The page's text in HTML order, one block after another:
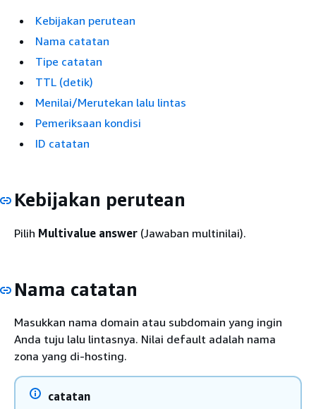
Kebijakan perutean
Nama catatan
Tipe catatan
TTL (detik)
Menilai/Merutekan lalu lintas
Pemeriksaan kondisi
ID catatan
Kebijakan perutean
Pilih Multivalue answer (Jawaban multinilai).
Nama catatan
Masukkan nama domain atau subdomain yang ingin
Anda tuju lalu lintasnya. Nilai default adalah nama
zona yang di-hosting.
catatan